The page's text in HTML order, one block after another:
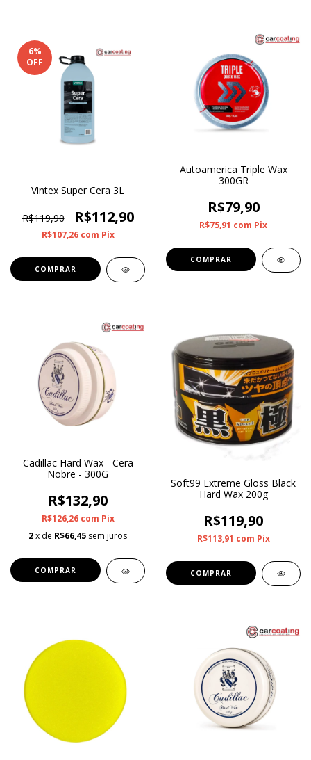
6%
OFF
Vintex Super Cera 3L
R$119,90 R$112,90
R$107,26 com Pix
Autoamerica Triple Wax
300GR
R$79,90
R$75,91 com Pix
Cadillac Hard Wax - Cera
Nobre - 300G
R$132,90
R$126,26 com Pix
2x de R$66,45 sem juros
Soft99 Extreme Gloss Black
Hard Wax 200g
R$119,90
R$113,91 com Pix